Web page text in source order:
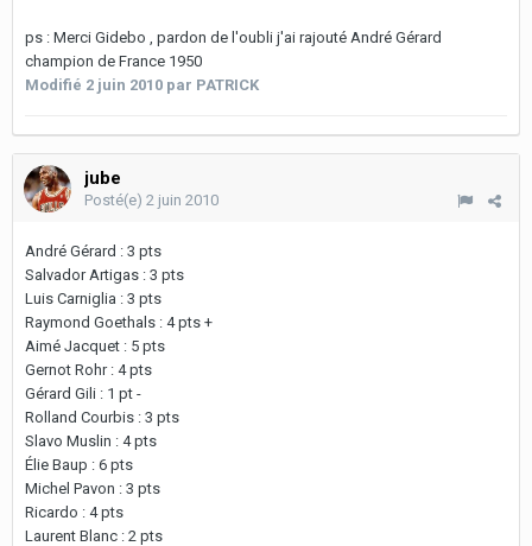
ps : Merci Gidebo , pardon de l'oubli j'ai rajouté André Gérard
champion de France 1950
Modifié 2 juin 2010 par PATRICK
jube
Posté(e) 2 juin 2010
André Gérard : 3 pts
Salvador Artigas : 3 pts
Luis Carniglia : 3 pts
Raymond Goethals : 4 pts +
Aimé Jacquet : 5 pts
Gernot Rohr : 4 pts
Gérard Gili : 1 pt -
Rolland Courbis : 3 pts
Slavo Muslin : 4 pts
Élie Baup : 6 pts
Michel Pavon : 3 pts
Ricardo : 4 pts
Laurent Blanc : 2 pts